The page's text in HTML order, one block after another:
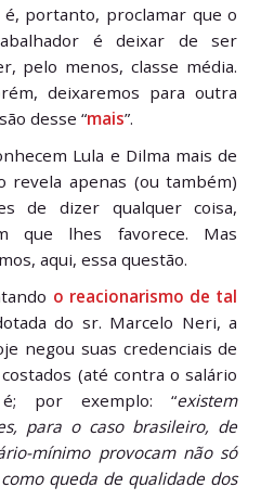
é, portanto, proclamar que o
é deixar de ser
pelo menos, classe média.
deixaremos para outra
desse “mais”.
Lula e Dilma mais de
revela apenas (ou também)
de dizer qualquer coisa,
que lhes favorece. Mas
aqui, essa questão.
o reacionarismo de tal
do sr. Marcelo Neri, a
negou suas credenciais de
(até contra o salário
por exemplo: “existem
para o caso brasileiro, de
mínimo provocam não só
queda de qualidade dos